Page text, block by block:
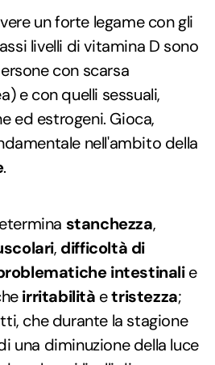
un forte legame con gli
livelli di vitamina D sono
con scarsa
e con quelli sessuali,
ed estrogeni. Gioca,
nell'ambito della
.
stanchezza,
, difficoltà di
intestinalie
irritabilità etristezza;
che durante la stagione
una diminuzione della luce